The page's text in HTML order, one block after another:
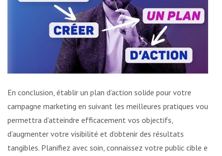
En conclusion, établir un plan d’action solide pour votre
campagne marketing en suivant les meilleures pratiques vous
permettra d’atteindre efficacement vos objectifs,
d’augmenter votre visibilité et d’obtenir des résultats
tangibles. Planifiez avec soin, connaissez votre public cible et